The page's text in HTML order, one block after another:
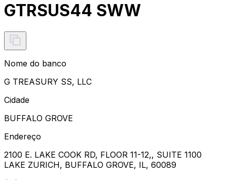
GTRSUS44 SWW
Nome do banco
G TREASURY SS, LLC
Cidade
BUFFALO GROVE
Endereço
2100 E. LAKE COOK RD, FLOOR 11-12,, SUITE 1100
LAKE ZURICH, BUFFALO GROVE, IL, 60089